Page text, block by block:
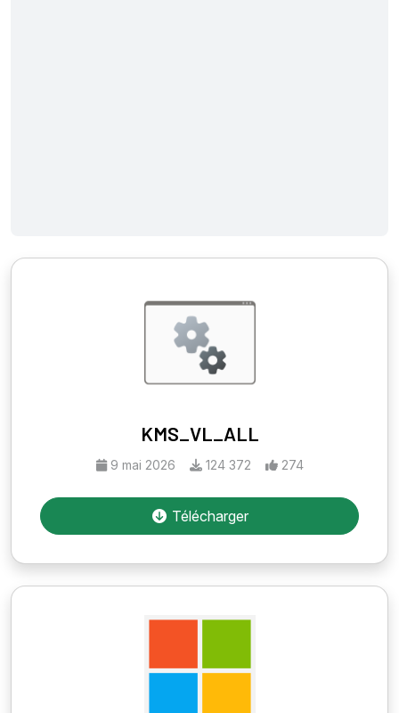
KMS_VL_ALL
9 mai 2026 124 372 274
Télécharger